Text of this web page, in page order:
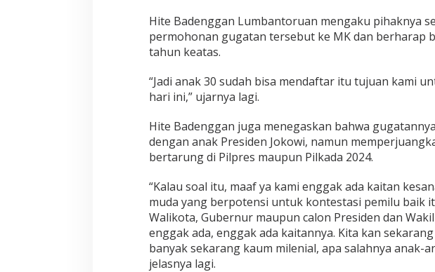
p
e
s
0
T
a
u
n
Hite Badenggan Lumbantoruan mengaku pihaknya
permohonan gugatan tersebut ke MK dan berharap
tahun keatas.
“Jadi anak 30 sudah bisa mendaftar itu tujuan kami
hari ini,” ujarnya lagi.
Hite Badenggan juga menegaskan bahwa
dengan anak Presiden Jokowi, namun
bertarung di Pilpres maupun Pilkada 2024.
“Kalau soal itu, maaf ya kami enggak ada kaitan
muda yang berpotensi untuk kontestasi pemilu baik
Walikota, Gubernur maupun calon Presiden dan
enggak ada, enggak ada kaitannya. Kita kan
banyak sekarang kaum milenial, apa salahnya anak-
jelasnya lagi.